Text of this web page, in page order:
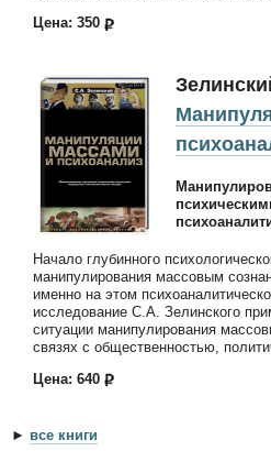
Цена: 350
Начало глубинного
манипулирования массовым
именно на этом
исследование С.А. Зелинского
ситуации манипулирования
связях с общественностью,
Цена: 640
► все книги